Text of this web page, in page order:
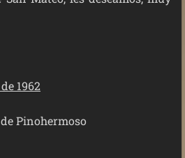
1962
Pinohermoso